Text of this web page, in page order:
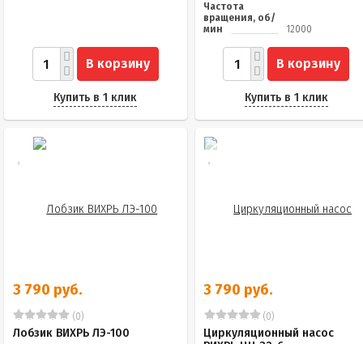
В корзину
Купить в 1 клик
Частота
вращения, об/
мин
12000
В корзину
Купить в 1 клик
3 790 руб.
(0)
Лобзик ВИХРЬ ЛЭ-100
3 790 руб.
(0)
Циркуляционный насос